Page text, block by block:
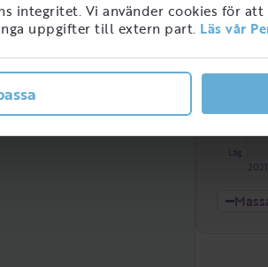
integritet. Vi använder cookies för
uppgifter till extern part. Läs vår
med detta jobb i
Låg
2021